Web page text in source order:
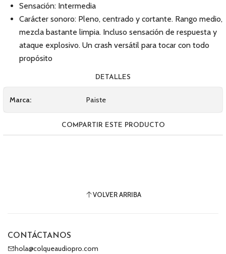
Sensación: Intermedia
Carácter sonoro: Pleno, centrado y cortante. Rango medio,
mezcla bastante limpia. Incluso sensación de respuesta y
ataque explosivo. Un crash versátil para tocar con todo
propósito
DETALLES
Marca: Paiste
COMPARTIR ESTE PRODUCTO
VOLVER ARRIBA
CONTÁCTANOS
hola@colqueaudiopro.com